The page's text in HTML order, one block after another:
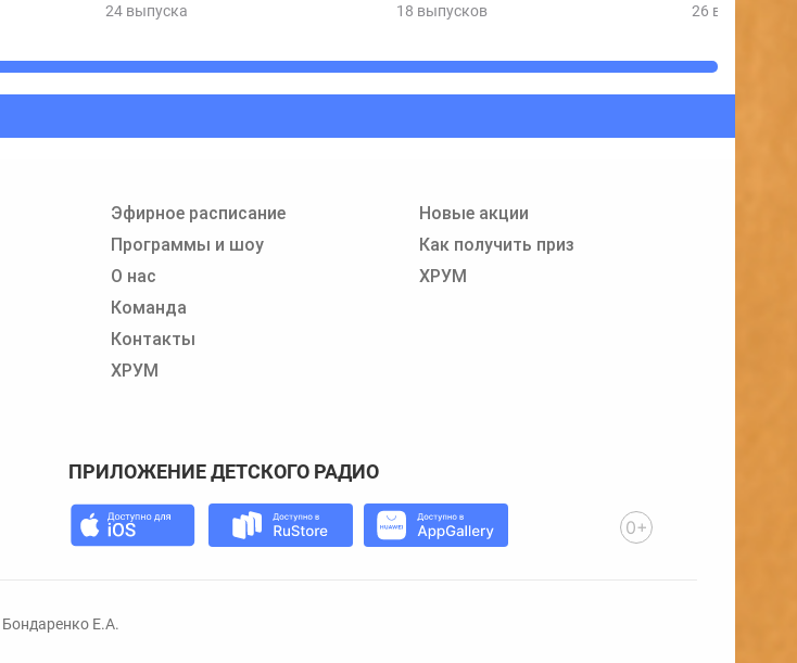
сказок
24 выпуска 18 выпусков 26 выпусков
Эфирное расписание
Программы и шоу
О нас
Команда
Контакты
ХРУМ
Новые акции
Как получить приз
ХРУМ
ПРИЛОЖЕНИЕ ДЕТСКОГО РАДИО
0+
Е.А.